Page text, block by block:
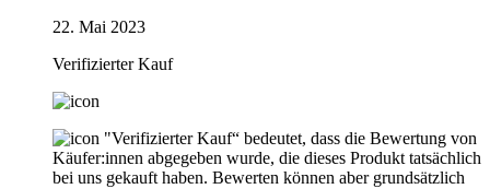
22. Mai 2023
Verifizierter Kauf
"Verifizierter Kauf“ bedeutet, dass die Bewertung von
Käufer:innen abgegeben wurde, die dieses Produkt tatsächlich
bei uns gekauft haben. Bewerten können aber grundsätzlich